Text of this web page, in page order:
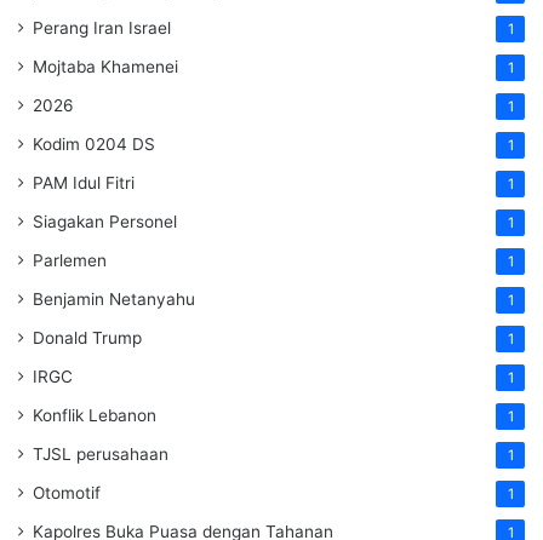
Perang Iran Israel 1
Mojtaba Khamenei 1
2026 1
Kodim 0204 DS 1
PAM Idul Fitri 1
Siagakan Personel 1
Parlemen 1
Benjamin Netanyahu 1
Donald Trump 1
IRGC 1
Konflik Lebanon 1
TJSL perusahaan 1
Otomotif 1
Kapolres Buka Puasa dengan Tahanan 1